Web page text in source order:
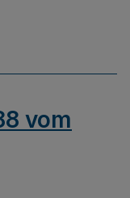
vom